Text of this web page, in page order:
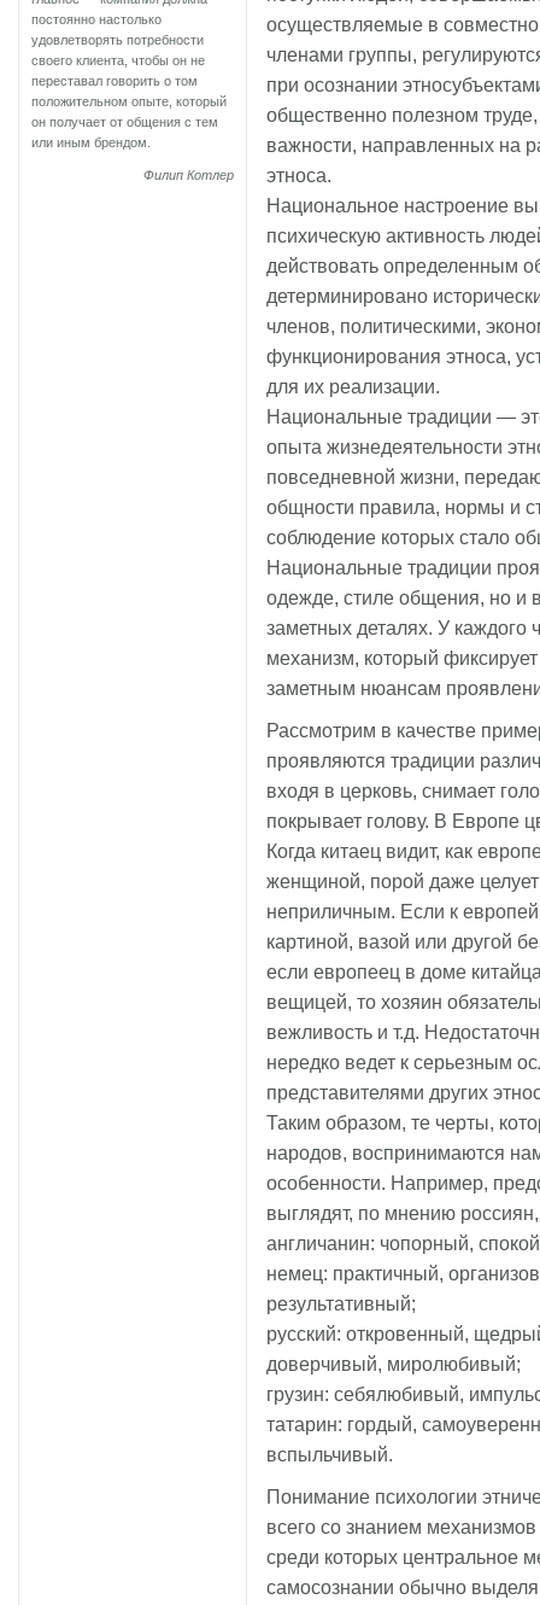
осуществляемые в
членами группы,
при осознании
общественно полезном
важности, направленных на
этноса.
Национальное настроение
психическую активность
действовать определенным
детерминировано
членов, политическими,
функционирования этноса,
для их реализации.
Национальные традиции —
опыта жизнедеятельности
повседневной жизни,
общности правила, нормы и
соблюдение которых стало
Национальные традиции
одежде, стиле общения, но и
заметных деталях. У каждого
механизм, который
заметным нюансам
Рассмотрим в качестве
проявляются традиции
входя в церковь, снимает
покрывает голову. В Европе
Когда китаец видит, как
женщиной, порой даже
неприличным. Если к
картиной, вазой или другой
если европеец в доме
вещицей, то хозяин
вежливость и т.д.
нередко ведет к серьезным
представителями других
Таким образом, те черты,
народов, воспринимаются
особенности. Например,
выглядят, по мнению
англичанин: чопорный,
немец: практичный,
результативный;
русский: откровенный,
доверчивый, миролюбивый;
грузин: себялюбивый,
татарин: гордый,
вспыльчивый.
Понимание психологии
всего со знанием
среди которых центральное
самосознании обычно
постоянно настолько
удовлетворять потребности
своего клиента, чтобы он не
переставал говорить о том
положительном опыте, который
он получает от общения с тем
или иным брендом.
Филип Котлер